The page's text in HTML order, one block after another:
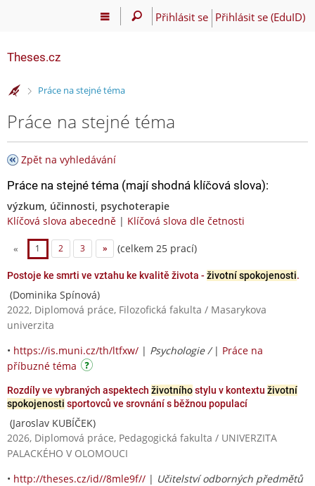
Přihlásit se Přihlásit se (EduID)
Theses.cz
>Práce na stejné téma
Práce na stejné téma
Zpět na vyhledávání
Práce na stejné téma (mají shodná klíčová slova):
výzkum, účinnosti, psychoterapie
Klíčová slova abecedně | Klíčová slova dle četnosti
« 1 2 3 » (celkem 25 prací)
Postoje ke smrti ve vztahu ke kvalitě života - životní spokojenosti.
(Dominika Spínová)
2022, Diplomová práce, Filozofická fakulta / Masarykova
univerzita
• https://is.muni.cz/th/ltfxw/ | Psychologie / | Práce na
příbuzné téma
Rozdíly ve vybraných aspektech životníhostylu v kontextu životní
spokojenosti sportovců ve srovnání s běžnou populací
(Jaroslav KUBÍČEK)
2026, Diplomová práce, Pedagogická fakulta / UNIVERZITA
PALACKÉHO V OLOMOUCI
• http://theses.cz/id//8mle9f// | Učitelství odborných předmětů